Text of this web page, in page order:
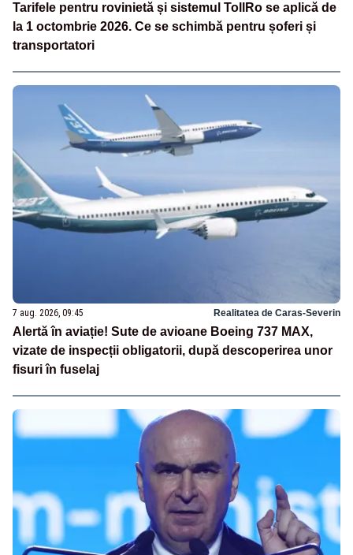
Tarifele pentru rovinietă și sistemul TollRo se aplică de
la 1 octombrie 2026. Ce se schimbă pentru șoferi și
transportatori
7 aug. 2026, 09:45 Realitatea de Caras-Severin
Alertă în aviație! Sute de avioane Boeing 737 MAX,
vizate de inspecții obligatorii, după descoperirea unor
fisuri în fuselaj